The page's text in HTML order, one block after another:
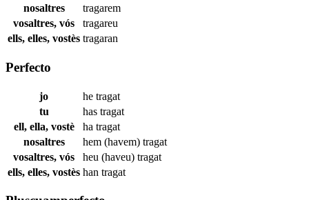
nosaltres
tragarem
vosaltres, vós
tragareu
ells, elles, vostès tragaran
Perfecto
jo he tragat
tu
has tragat
ell, ella, vostè
ha tragat
nosaltres
hem (havem) tragat
vosaltres, vós
heu (haveu) tragat
ells, elles, vostès han tragat